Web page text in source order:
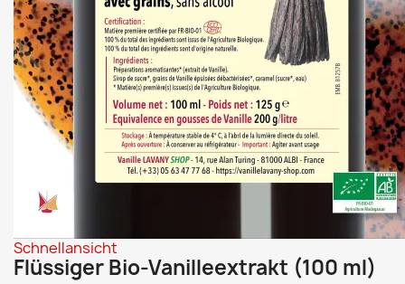
Schnellansicht
Flüssiger Bio-Vanilleextrakt (100 ml)